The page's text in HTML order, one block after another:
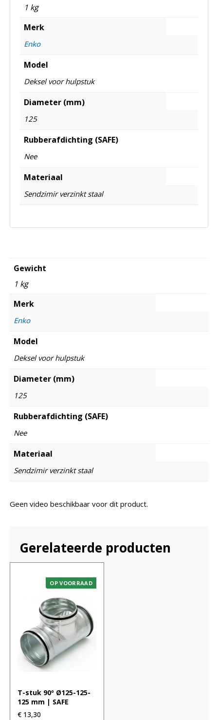
1 kg
Merk
Enko
Model
Deksel voor hulpstuk
Diameter (mm)
125
Rubberafdichting (SAFE)
Nee
Materiaal
Sendzimir verzinkt staal
Gewicht
1 kg
Merk
Enko
Model
Deksel voor hulpstuk
Diameter (mm)
125
Rubberafdichting (SAFE)
Nee
Materiaal
Sendzimir verzinkt staal
Geen video beschikbaar voor dit product.
Gerelateerde producten
OP VOORRAAD
T-stuk 90º Ø125-125-
125 mm | SAFE
€ 13,30